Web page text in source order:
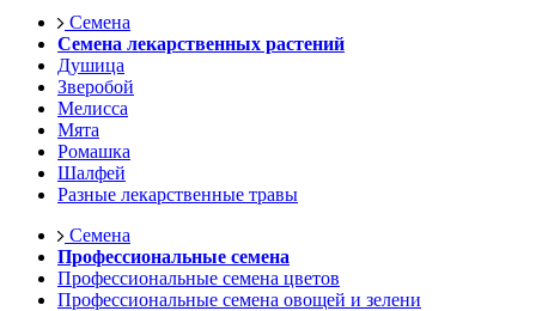
Семена
Семена лекарственных растений
Душица
Зверобой
Мелисса
Мята
Ромашка
Шалфей
Разные лекарственные травы
Семена
Профессиональные семена
Профессиональные семена цветов
Профессиональные семена овощей и зелени